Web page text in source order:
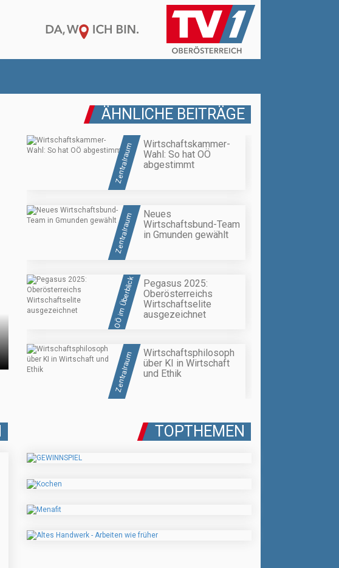
ÄHNLICHE BEITRÄGE
Zentralraum
Wirtschaftskammer-
Wahl: So hat OÖ
abgestimmt
Zentralraum
Neues
Wirtschaftsbund-Team
in Gmunden gewählt
OÖ im Überblick
Pegasus 2025:
Oberösterreichs
Wirtschaftselite
ausgezeichnet
Zentralraum
Wirtschaftsphilosoph
über KI in Wirtschaft
und Ethik
TOPTHEMEN